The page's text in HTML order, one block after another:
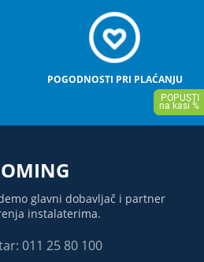
POGODNOSTI PRI PLAĆANJU
glavni dobavljač i partner
instalaterima.
011 25 80 100